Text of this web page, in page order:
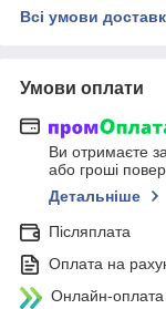
Всі умови
Умови оплати
Ви отримаєте
або гроші
Детальніше
Післяплата
Оплата на
Онлайн-